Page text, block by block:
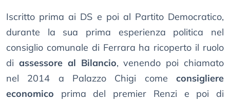
Iscritto prima ai DS e poi al Partito Democratico,
durante la sua prima esperienza politica nel
consiglio comunale di Ferrara ha ricoperto il ruolo
di assessore al Bilancio, venendo poi chiamato
nel 2014 a Palazzo Chigi come consigliere
economico prima del premier Renzi e poi di